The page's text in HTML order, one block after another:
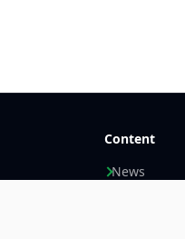
Content
News